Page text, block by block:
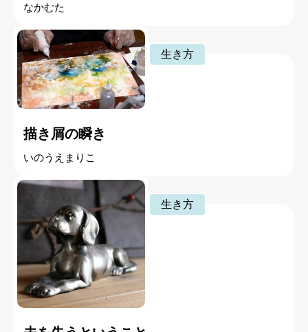
なかむた
生き方
描き屑の瞬き
いのうえまりこ
生き方